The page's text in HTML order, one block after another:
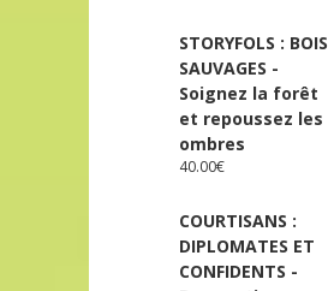
STORYFOLS : BOIS
SAUVAGES -
Soignez la forêt
et repoussez les
ombres
40.00€
COURTISANS :
DIPLOMATES ET
CONFIDENTS -